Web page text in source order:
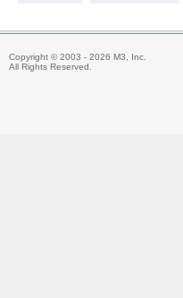
Copyright © 2003 - 2026 M3, Inc.
All Rights Reserved.